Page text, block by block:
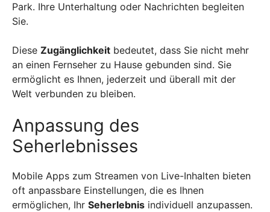
Park. Ihre Unterhaltung oder Nachrichten begleiten
Sie.
Diese Zugänglichkeit bedeutet, dass Sie nicht mehr
an einen Fernseher zu Hause gebunden sind. Sie
ermöglicht es Ihnen, jederzeit und überall mit der
Welt verbunden zu bleiben.
Anpassung des
Seherlebnisses
Mobile Apps zum Streamen von Live-Inhalten bieten
oft anpassbare Einstellungen, die es Ihnen
ermöglichen, Ihr Seherlebnis individuell anzupassen.